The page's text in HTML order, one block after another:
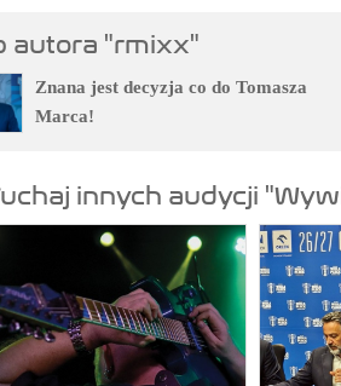
autora "rmixx"
Znana jest decyzja co do Tomasza
Marca!
innych audycji